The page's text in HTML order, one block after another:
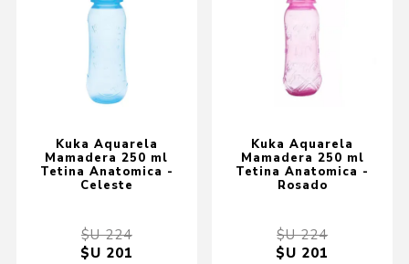
Kuka Aquarela
Mamadera 250 ml
Tetina Anatomica -
Celeste
$U 224
$U 201
Kuka Aquarela
Mamadera 250 ml
Tetina Anatomica -
Rosado
$U 224
$U 201